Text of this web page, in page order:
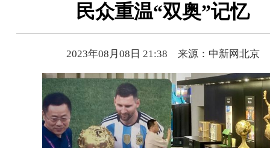
民众重温“双奥”记忆
2023年08月08日 21:38 来源：中新网北京